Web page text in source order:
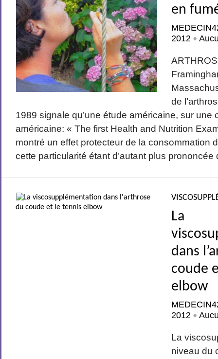
en
2012 •
de
1989 signale qu’une étude américaine, sur une
américaine: « The first Health and Nutrition
montré un effet protecteur de la consommation
cette particularité étant d’autant plus prononcée
La
dans
coude
elbow
2012 •
La
niveau du